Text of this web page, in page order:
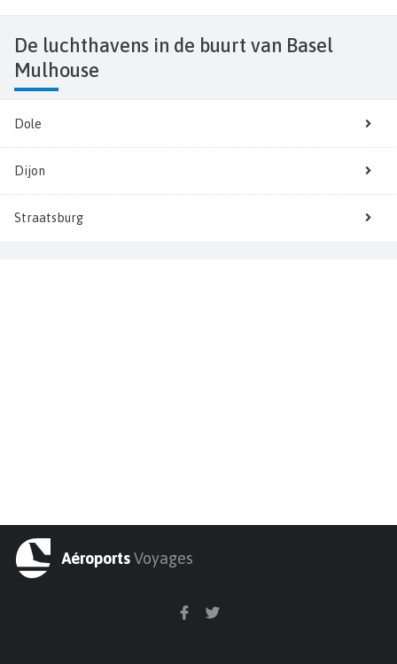
De luchthavens in de buurt van Basel
Mulhouse
Dole
Dijon
Straatsburg
AéroportsVoyages